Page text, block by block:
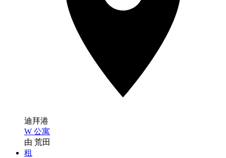
迪拜港
W 公寓
由 荒田
租